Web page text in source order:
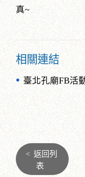
真~
相關連結
臺北孔廟FB活
< 返回列
表